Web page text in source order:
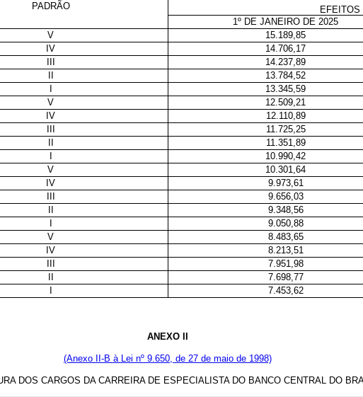
PADRÃO
EFEITOS
1º DE JANEIRO DE 2025
V 15.189,85
IV
14.706,17
14.237,89
13.784,52
13.345,59
V 12.509,21
IV
12.110,89
11.725,25
11.351,89
10.990,42
V 10.301,64
IV
9.973,61
9.656,03
9.348,56
9.050,88
V 8.483,65
IV
8.213,51
7.951,98
7.698,77
7.453,62
ANEXO II
(Anexo II-B à Lei nº 9.650, de 27 de maio de 1998)
DOS CARGOS DA CARREIRA DE ESPECIALISTA DO BANCO CENTRAL DO